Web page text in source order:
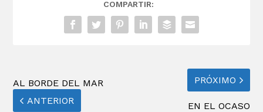
COMPARTIR:
AL BORDE DEL MAR
ANTERIOR
PRÓXIMO
EN EL OCASO